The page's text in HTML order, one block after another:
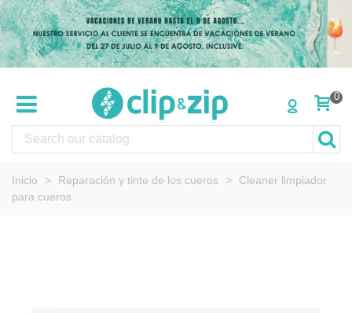
0
Inicio > Reparación y tinte de los cueros >
Cleaner limpiador
para cueros